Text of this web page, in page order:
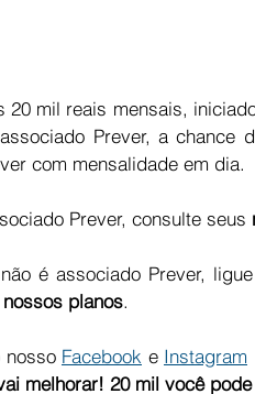
20 mil reais mensais,
Prever, a chance
com mensalidade em dia.
Prever, consulte seus
é associado Prever,
planos.
nosso Facebook e Instagram
melhorar! 20 mil você